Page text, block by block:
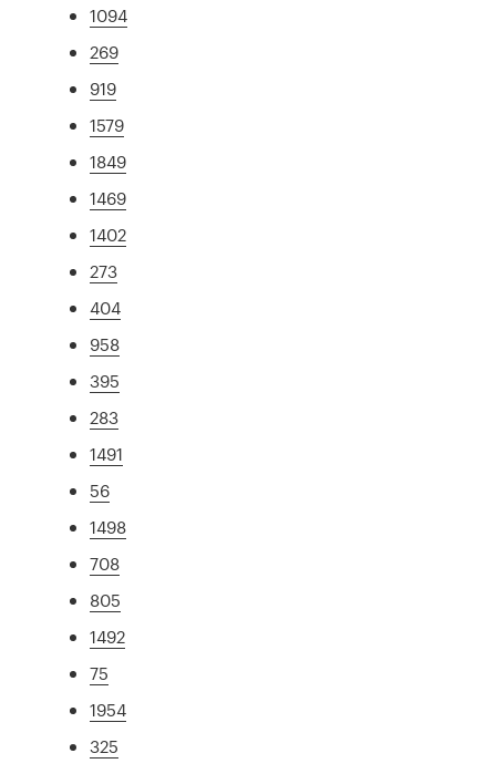
1094
269
919
1579
1849
1469
1402
273
404
958
395
283
1491
56
1498
708
805
1492
75
1954
325